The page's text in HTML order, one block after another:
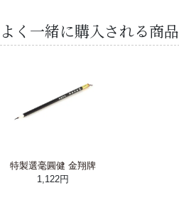
よく一緒に購入される商品
特製選毫圓健 金翔牌
1,122円